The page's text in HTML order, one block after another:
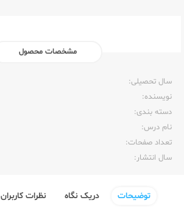
مشخصات محصول
سال تحصیلی:‌
نویسنده:‌
دسته بندی:
نام درس:
تعداد صفحات:‌
سال انتشار:‌
توضیحات دریک نگاه نظرات کاربران